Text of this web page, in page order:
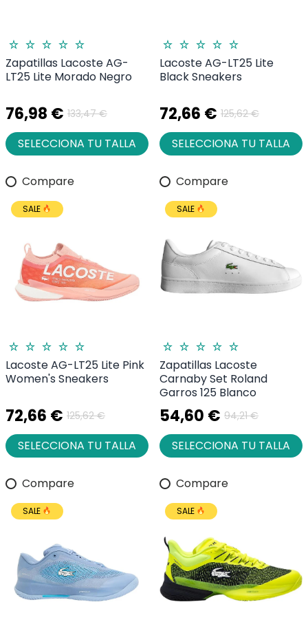
Zapatillas Lacoste AG-
LT25 Lite Morado Negro
76,98 € 133,47 €
SELECCIONA TU TALLA
Lacoste AG-LT25 Lite
Black Sneakers
72,66 € 125,62 €
SELECCIONA TU TALLA
Compare
SALE
Lacoste AG-LT25 Lite Pink
Women's Sneakers
72,66 € 125,62 €
SELECCIONA TU TALLA
Compare
SALE
Zapatillas Lacoste
Carnaby Set Roland
Garros 125 Blanco
54,60 € 94,21 €
SELECCIONA TU TALLA
Compare
SALE
Compare
SALE